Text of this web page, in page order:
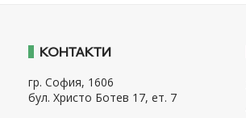
КОНТАКТИ
гр. София, 1606
бул. Христо Ботев 17, ет. 7